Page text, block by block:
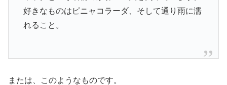
好きなものはピニャコラーダ、そして通り雨に濡
れること。
または、このようなものです。